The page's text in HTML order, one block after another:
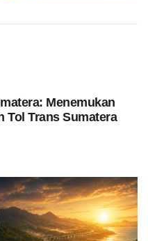
Menemukan
Tol Trans Sumatera